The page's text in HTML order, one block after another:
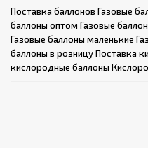
Поставка баллонов Газовые
баллоны оптом Газовые
Газовые баллоны маленькие
баллоны в розницуПоставка
кислородные баллоны